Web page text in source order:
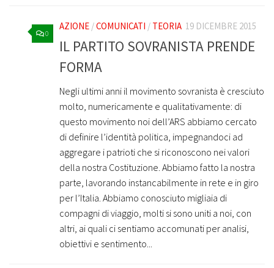
0
AZIONE /COMUNICATI / TEORIA 19 DICEMBRE 2015
IL PARTITO SOVRANISTA PRENDE
FORMA
Negli ultimi anni il movimento sovranista è cresciuto
molto, numericamente e qualitativamente: di
questo movimento noi dell’ARS abbiamo cercato
di definire l’identità politica, impegnandoci ad
aggregare i patrioti che si riconoscono nei valori
della nostra Costituzione. Abbiamo fatto la nostra
parte, lavorando instancabilmente in rete e in giro
per l’Italia. Abbiamo conosciuto migliaia di
compagni di viaggio, molti si sono uniti a noi, con
altri, ai quali ci sentiamo accomunati per analisi,
obiettivi e sentimento...